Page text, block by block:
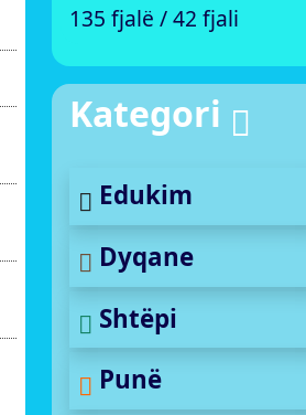
135 fjalë / 42 fjali
Kategori
Edukim
Dyqane
Shtëpi
Punë